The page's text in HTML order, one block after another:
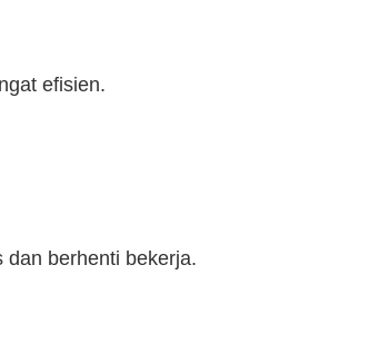
efisien.
dan berhenti bekerja.